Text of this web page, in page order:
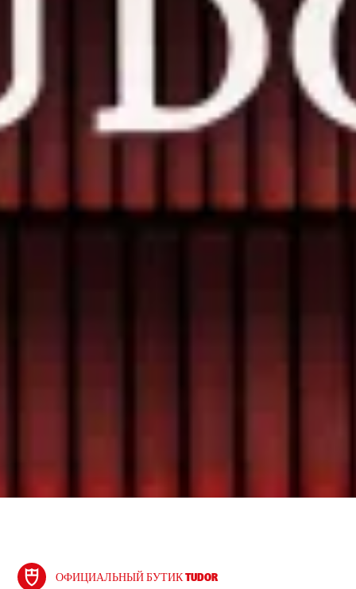
ОФИЦИАЛЬНЫЙ БУТИК TUDOR